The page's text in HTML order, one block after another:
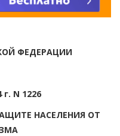
ФЕДЕРАЦИИ
N 1226
НАСЕЛЕНИЯ ОТ